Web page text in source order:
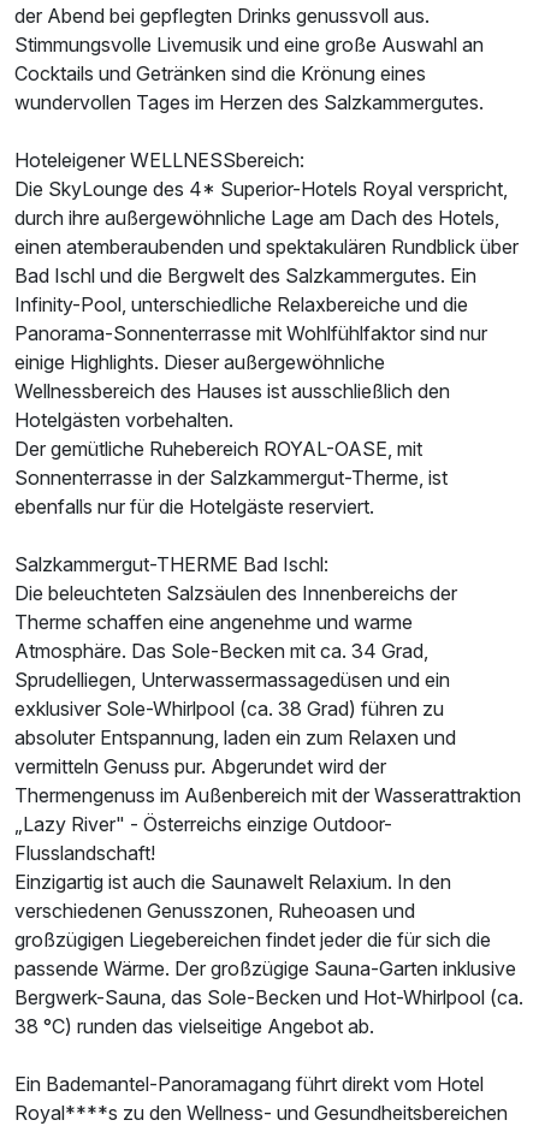
der Abend bei gepflegten Drinks genussvoll aus.
Stimmungsvolle Livemusik und eine große Auswahl an
Cocktails und Getränken sind die Krönung eines
wundervollen Tages im Herzen des Salzkammergutes.
Hoteleigener WELLNESSbereich:
Die SkyLounge des 4* Superior-Hotels Royal verspricht,
durch ihre außergewöhnliche Lage am Dach des Hotels,
einen atemberaubenden und spektakulären Rundblick über
Bad Ischl und die Bergwelt des Salzkammergutes. Ein
Infinity-Pool, unterschiedliche Relaxbereiche und die
Panorama-Sonnenterrasse mit Wohlfühlfaktor sind nur
einige Highlights. Dieser außergewöhnliche
Wellnessbereich des Hauses ist ausschließlich den
Hotelgästen vorbehalten.
Der gemütliche Ruhebereich ROYAL-OASE, mit
Sonnenterrasse in der Salzkammergut-Therme, ist
ebenfalls nur für die Hotelgäste reserviert.
Salzkammergut-THERME Bad Ischl:
Die beleuchteten Salzsäulen des Innenbereichs der
Therme schaffen eine angenehme und warme
Atmosphäre. Das Sole-Becken mit ca. 34 Grad,
Sprudelliegen, Unterwassermassagedüsen und ein
exklusiver Sole-Whirlpool (ca. 38 Grad) führen zu
absoluter Entspannung, laden ein zum Relaxen und
vermitteln Genuss pur. Abgerundet wird der
Thermengenuss im Außenbereich mit der Wasserattraktion
„Lazy River" - Österreichs einzige Outdoor-
Flusslandschaft!
Einzigartig ist auch die Saunawelt Relaxium. In den
verschiedenen Genusszonen, Ruheoasen und
großzügigen Liegebereichen findet jeder die für sich die
passende Wärme. Der großzügige Sauna-Garten inklusive
Bergwerk-Sauna, das Sole-Becken und Hot-Whirlpool (ca.
38 °C) runden das vielseitige Angebot ab.
Ein Bademantel-Panoramagang führt direkt vom Hotel
Royal****s zu den Wellness- und Gesundheitsbereichen